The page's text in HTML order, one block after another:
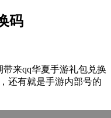
码
来qq华夏手游礼包兑换
还有就是手游内部号的